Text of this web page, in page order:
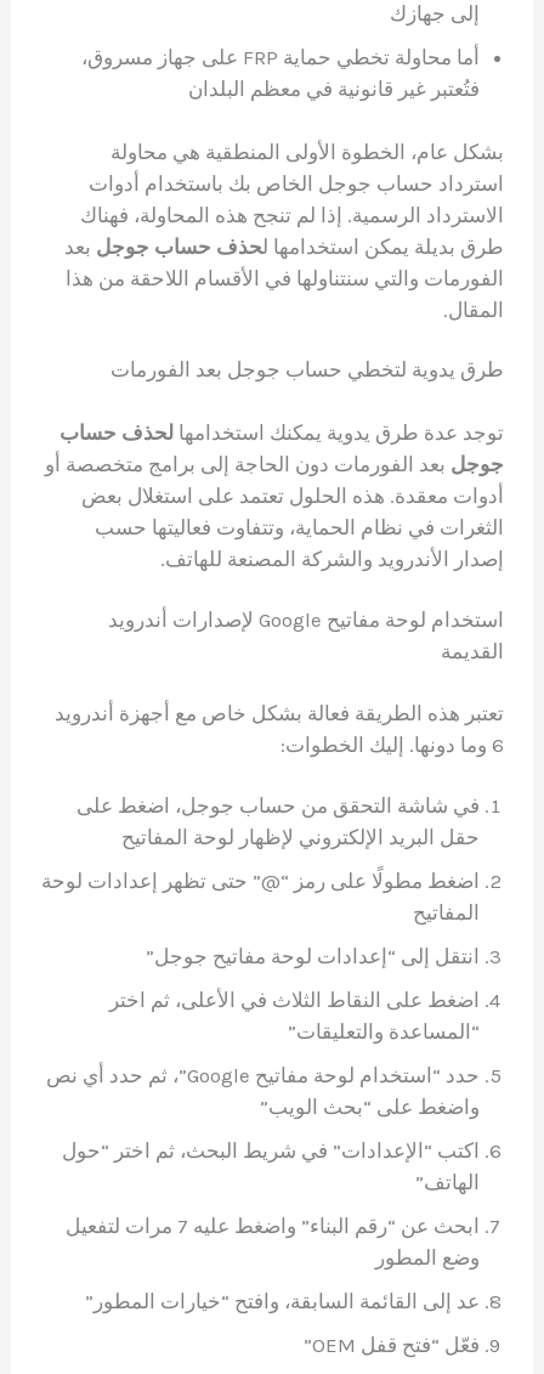
إلى جهازك
أما محاولة تخطي حماية FRP على جهاز مسروق،
فتُعتبر غير قانونية في معظم البلدان
بشكل عام، الخطوة الأولى المنطقية هي محاولة
استرداد حساب جوجل الخاص بك باستخدام أدوات
الاسترداد الرسمية. إذا لم تنجح هذه المحاولة، فهناك
طرق بديلة يمكن استخدامها لحذف حساب جوجل بعد
الفورمات والتي سنتناولها في الأقسام اللاحقة من هذا
المقال.
طرق يدوية لتخطي حساب جوجل بعد الفورمات
توجد عدة طرق يدوية يمكنك استخدامهالحذف حساب
جوجل بعد الفورمات دون الحاجة إلى برامج متخصصة أو
أدوات معقدة. هذه الحلول تعتمد على استغلال بعض
الثغرات في نظام الحماية، وتتفاوت فعاليتها حسب
إصدار الأندرويد والشركة المصنعة للهاتف.
استخدام لوحة مفاتيح Google لإصدارات أندرويد
القديمة
تعتبر هذه الطريقة فعالة بشكل خاص مع أجهزة أندرويد
6 وما دونها. إليك الخطوات:
في شاشة التحقق من حساب جوجل، اضغط على
حقل البريد الإلكتروني لإظهار لوحة المفاتيح
اضغط مطولًا على رمز “@” حتى تظهر إعدادات لوحة
المفاتيح
انتقل إلى “إعدادات لوحة مفاتيح جوجل”
اضغط على النقاط الثلاث في الأعلى، ثم اختر
“المساعدة والتعليقات”
حدد “استخدام لوحة مفاتيح Google”، ثم حدد أي نص
واضغط على “بحث الويب”
اكتب “الإعدادات” في شريط البحث، ثم اختر “حول
الهاتف”
ابحث عن “رقم البناء” واضغط عليه 7 مرات لتفعيل
وضع المطور
عد إلى القائمة السابقة، وافتح “خيارات المطور”
فعّل “فتح قفل OEM”